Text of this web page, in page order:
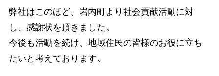
弊社はこのほど、岩内町より社会貢献活動に対
し、感謝状を頂きました。
今後も活動を続け、地域住民の皆様のお役に立ち
たいと考えております。